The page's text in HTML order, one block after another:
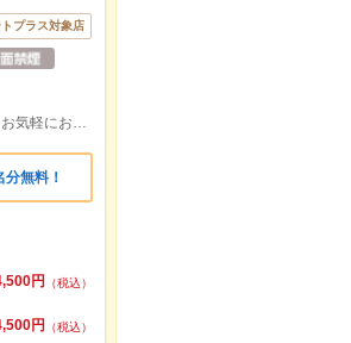
プラス対象店
ＪＲ山形駅東口徒歩２分！大通りをまっすぐ行ったところにあります♪お気軽にお越しください！
無料！
円
（税込）
円
（税込）